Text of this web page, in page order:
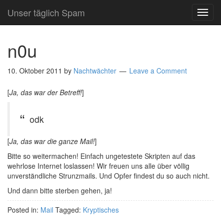
Unser täglich Spam
n0u
10. Oktober 2011 by Nachtwächter Leave a Comment
[Ja, das war der Betreff!]
odk
[Ja, das war die ganze Mail!]
Bitte so weitermachen! Einfach ungetestete Skripten auf das
wehrlose Internet loslassen! Wir freuen uns alle über völlig
unverständliche Strunzmails. Und Opfer findest du so auch nicht.
Und dann bitte sterben gehen, ja!
Posted in: Mail Tagged: Kryptisches